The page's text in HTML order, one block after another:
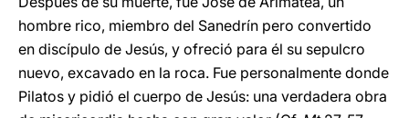
hombre rico, miembro del Sanedrín pero convertido
en discípulo de Jesús, y ofreció para él su sepulcro
nuevo, excavado en la roca. Fue personalmente donde
Pilatos y pidió el cuerpo de Jesús: una verdadera obra